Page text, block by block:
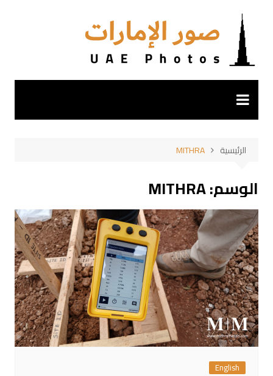
المحتوى
الرئيسية MITHRA
الوسم:MITHRA
English